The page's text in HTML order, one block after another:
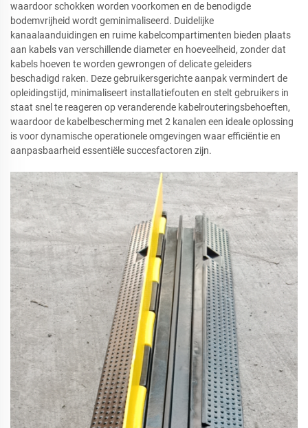
waardoor schokken worden voorkomen en de benodigde
bodemvrijheid wordt geminimaliseerd. Duidelijke
kanaalaanduidingen en ruime kabelcompartimenten bieden plaats
aan kabels van verschillende diameter en hoeveelheid, zonder dat
kabels hoeven te worden gewrongen of delicate geleiders
beschadigd raken. Deze gebruikersgerichte aanpak vermindert de
opleidingstijd, minimaliseert installatiefouten en stelt gebruikers in
staat snel te reageren op veranderende kabelrouteringsbehoeften,
waardoor de kabelbescherming met 2 kanalen een ideale oplossing
is voor dynamische operationele omgevingen waar efficiëntie en
aanpasbaarheid essentiële succesfactoren zijn.